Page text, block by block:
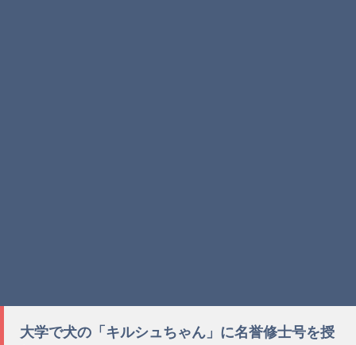
大学で犬の「キルシュちゃん」に名誉修士号を授